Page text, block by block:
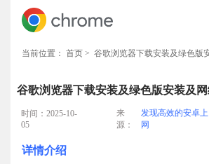
当前位置： 首页 > 谷歌浏览器下载安装及绿色版安装
谷歌浏览器下载安装及绿色版安装及
时间：2025-10-
05
来
源：
发现高效的安卓
网
详情介绍